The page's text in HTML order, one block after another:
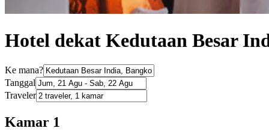
Hotel dekat Kedutaan Besar
Ke mana?
Tanggal
Traveler
Kamar 1